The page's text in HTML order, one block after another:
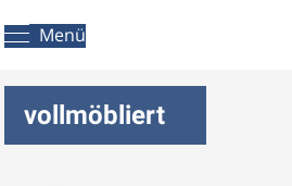
Menü
vollmöbliert